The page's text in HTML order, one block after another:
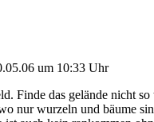
um 10:33 Uhr
Finde das gelände nicht
nur wurzeln und bäume